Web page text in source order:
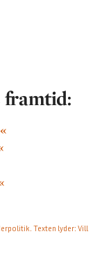
framtid: